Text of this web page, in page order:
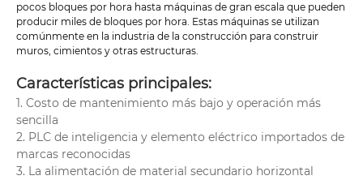
pocos bloques por hora hasta máquinas de gran escala que pueden
producir miles de bloques por hora. Estas máquinas se utilizan
comúnmente en la industria de la construcción para construir
muros, cimientos y otras estructuras.
Características principales:
1. Costo de mantenimiento más bajo y operación más
sencilla
2. PLC de inteligencia y elemento eléctrico importados de
marcas reconocidas
3. La alimentación de material secundario horizontal